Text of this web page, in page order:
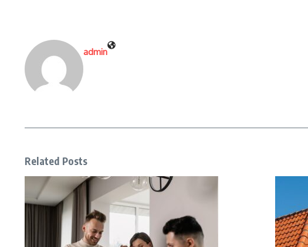
admin
Related Posts